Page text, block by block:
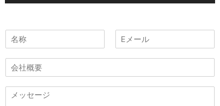
称
電
子
社
ッ